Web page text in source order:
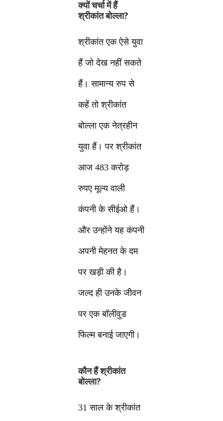
क्यों चर्चा में हैं
श्रीकांत बोल्ला?
श्रीकांत एक ऐसे युवा
हैं जो देख नहीं सकते
हैं। सामान्य रुप से
कहें तो श्रीकांत
बोल्ला एक नेत्रहीन
युवा हैं। पर श्रीकांत
आज 483 करोड़
रुपए मूल्य वाली
कंपनी के सीईओ हैं।
और उन्होंने यह कंपनी
अपनी मेहनत के दम
पर खड़ी की है।
जल्द ही उनके जीवन
पर एक बॉलीवुड
फिल्म बनाई जाएगी।
कौन हैं श्रीकांत
बोल्ला?
31 साल के श्रीकांत